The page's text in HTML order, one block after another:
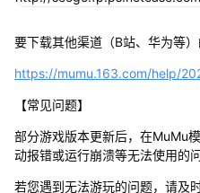
要下载其他渠道（B站、华为等）
https://mumu.163.com/help/
【常见问题】
部分游戏版本更新后，在MuMu
动报错或运行崩溃等无法使用的问
若您遇到无法游玩的问题，请及